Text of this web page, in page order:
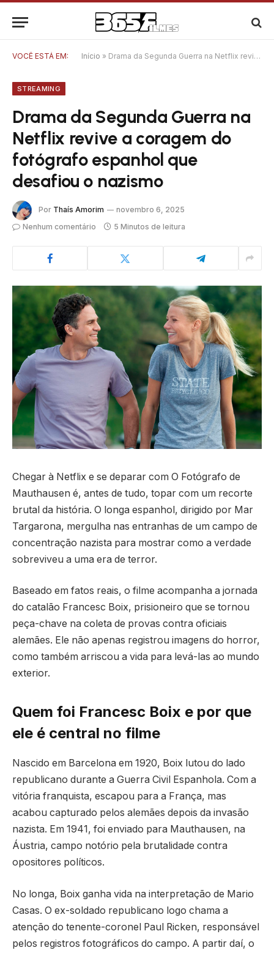
VOCÊ ESTÁ EM: Início » Drama da Segunda Guerra na Netflix revive a coragem do fotógrafo espanhol que desafiou o nazismo
STREAMING
Drama da Segunda Guerra na
Netflix revive a coragem do
fotógrafo espanhol que
desafiou o nazismo
Por Thaís Amorim
novembro 6, 2025
Nenhum comentário
5 Minutos de leitura
Chegar à Netflix e se deparar com O Fotógrafo de
Mauthausen é, antes de tudo, topar com um recorte
brutal da história. O longa espanhol, dirigido por Mar
Targarona, mergulha nas entranhas de um campo de
concentração nazista para mostrar como a verdade
sobreviveu a uma era de terror.
Baseado em fatos reais, o filme acompanha a jornada
do catalão Francesc Boix, prisioneiro que se tornou
peça-chave na coleta de provas contra oficiais
alemães. Ele não apenas registrou imagens do horror,
como também arriscou a vida para levá-las ao mundo
exterior.
Quem foi Francesc Boix e por que
ele é central no filme
Nascido em Barcelona em 1920, Boix lutou do lado
republicano durante a Guerra Civil Espanhola. Com a
vitória franquista, escapou para a França, mas
acabou capturado pelos alemães depois da invasão
nazista. Em 1941, foi enviado para Mauthausen, na
Áustria, campo notório pela brutalidade contra
opositores políticos.
No longa, Boix ganha vida na interpretação de Mario
Casas. O ex-soldado republicano logo chama a
atenção do tenente-coronel Paul Ricken, responsável
pelos registros fotográficos do campo. A partir daí, o